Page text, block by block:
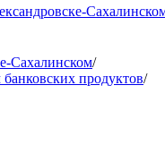
Сахалинском/
продуктов/